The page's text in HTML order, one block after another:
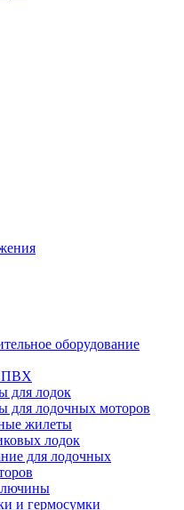
оборудование
ПВХ
для лодок
для лодочных моторов
жилеты
лодок
для лодочных
и гермосумки